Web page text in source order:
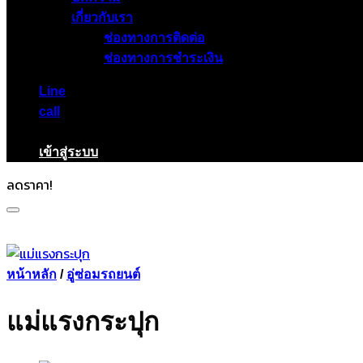
เกี่ยวกับเรา
ช่องทางการติดต่อ
ช่องทางการชำระเงิน
Line
call
เข้าสู่ระบบ
ลดราคา!
หน้าหลัก / อู่ซ่อมรถยนต์
แม่แรงกระปุก